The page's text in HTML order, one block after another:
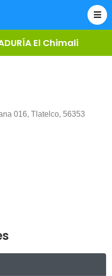
El Chimali
016, Tlatelco, 56353